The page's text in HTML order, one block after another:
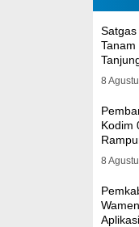
8
Kodim
8